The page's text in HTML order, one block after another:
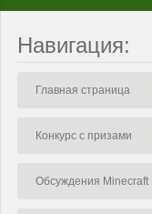
Навигация:
Главная страница
Конкурс с призами
Обсуждения Minecraft